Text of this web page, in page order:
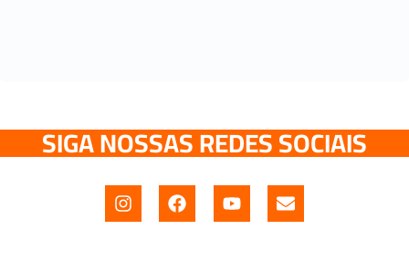
SIGA NOSSAS REDES SOCIAIS